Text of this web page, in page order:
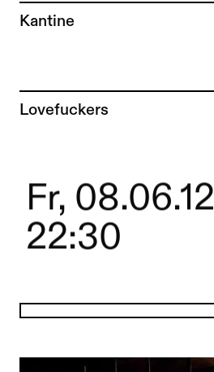
Kantine
Zur Künstler*in-Seite von
Lovefuckers
Fr, 08.06.12
22:30